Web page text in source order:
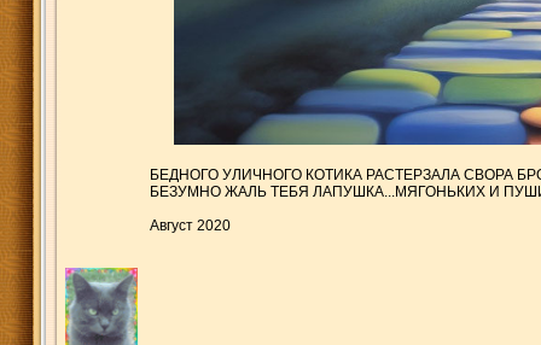
БЕДНОГО УЛИЧНОГО КОТИКА РАСТЕРЗАЛА СВОРА
БЕЗУМНО ЖАЛЬ ТЕБЯ ЛАПУШКА...МЯГОНЬКИХ И
Август 2020